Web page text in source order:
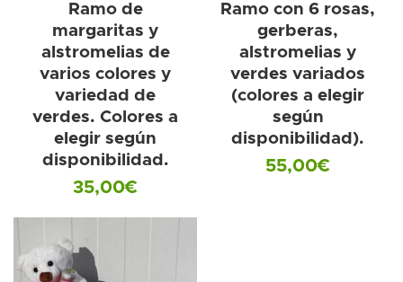
Ramo de
margaritas y
alstromelias de
varios colores y
variedad de
verdes. Colores a
elegir según
disponibilidad.
35,00€
Ramo con 6 rosas,
gerberas,
alstromelias y
verdes variados
(colores a elegir
según
disponibilidad).
55,00€